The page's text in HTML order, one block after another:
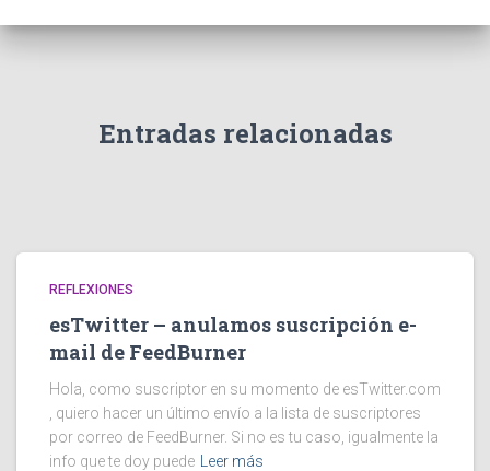
Entradas relacionadas
REFLEXIONES
esTwitter – anulamos suscripción e-
mail de FeedBurner
Hola, como suscriptor en su momento de esTwitter.com
, quiero hacer un último envío a la lista de suscriptores
por correo de FeedBurner. Si no es tu caso, igualmente la
info que te doy puede
Leer más